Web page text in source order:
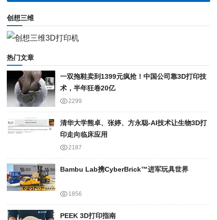
创想三维
热门文章
一双拖鞋卖到1399元疯抢！中国公司靠3D打印技
术，半年狂卷20亿
2299
清华大学熊卓、张婷、方永聪-AI技术让生物3D打
印走向临床应用
2187
Bambu Lab携Cyber​​Brick™进军玩具世界
1856
PEEK 3D打印指南